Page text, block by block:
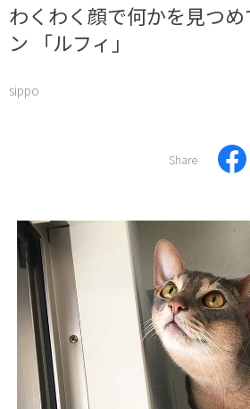
わくわく顔で何かを見つ
ン 「ルフィ」
sippo
Share